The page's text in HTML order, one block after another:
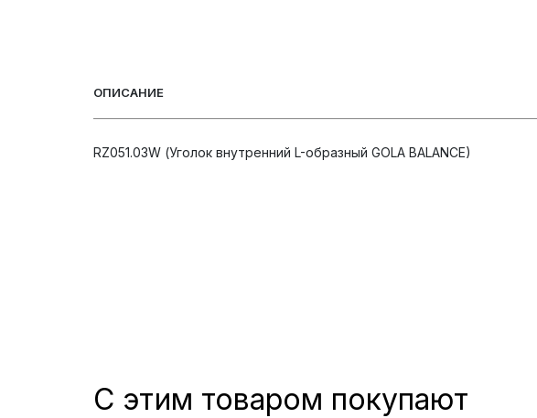
ОПИСАНИЕ
RZ051.03W (Уголок внутренний L-образный GOLA BALANCE)
С этим товаром покупают